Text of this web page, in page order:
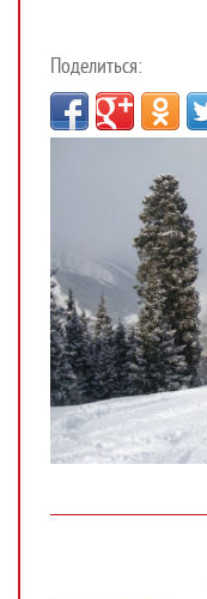
Поделиться: